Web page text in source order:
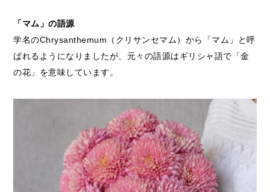
「マム」の語源
学名のChrysanthemum（クリサンセマム）から「マム」と呼
ばれるようになりましたが、元々の語源はギリシャ語で「金
の花」を意味しています。